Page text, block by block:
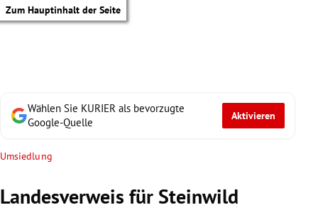
Zum Hauptinhalt der Seite
Wählen Sie KURIER als bevorzugte
Google-Quelle
Aktivieren
Umsiedlung
Landesverweis für Steinwild